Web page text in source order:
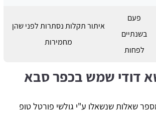
פעם
בשנתיים
לפחות
איתור תקלות נסתרות לפני שהן
מחמירות
דודי שמש בכפר סבא
שאלות שנשאלו ע"י גולשי פורטל טופ